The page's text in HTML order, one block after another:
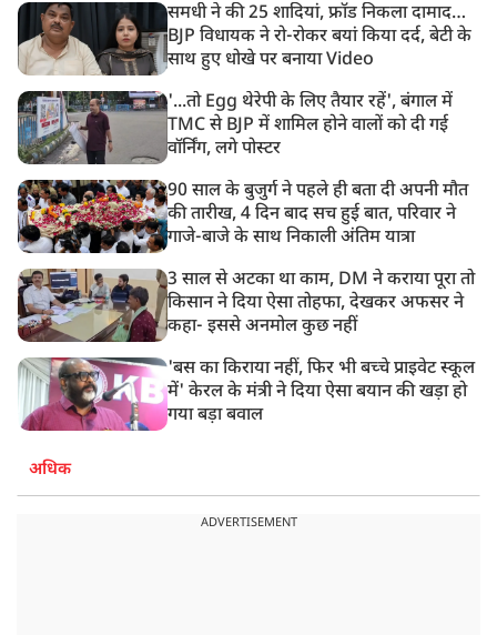
समधी ने की 25 शादियां, फ्रॉड निकला दामाद…
BJP विधायक ने रो-रोकर बयां किया दर्द, बेटी के
साथ हुए धोखे पर बनाया Video
'...तो Egg थेरेपी के लिए तैयार रहें', बंगाल में
TMC से BJP में शामिल होने वालों को दी गई
वॉर्निंग, लगे पोस्टर
90 साल के बुजुर्ग ने पहले ही बता दी अपनी मौत
की तारीख, 4 दिन बाद सच हुई बात, परिवार ने
गाजे-बाजे के साथ निकाली अंतिम यात्रा
3 साल से अटका था काम, DM ने कराया पूरा तो
किसान ने दिया ऐसा तोहफा, देखकर अफसर ने
कहा- इससे अनमोल कुछ नहीं
'बस का किराया नहीं, फिर भी बच्चे प्राइवेट स्कूल
में' केरल के मंत्री ने दिया ऐसा बयान की खड़ा हो
गया बड़ा बवाल
अधिक
ADVERTISEMENT